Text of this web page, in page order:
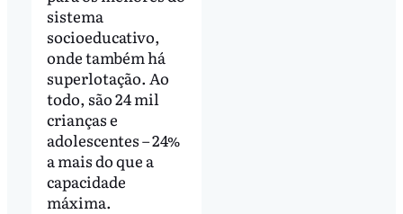
sistema
socioeducativo,
onde também há
superlotação. Ao
todo, são 24 mil
crianças e
adolescentes – 24%
a mais do que a
capacidade
máxima.